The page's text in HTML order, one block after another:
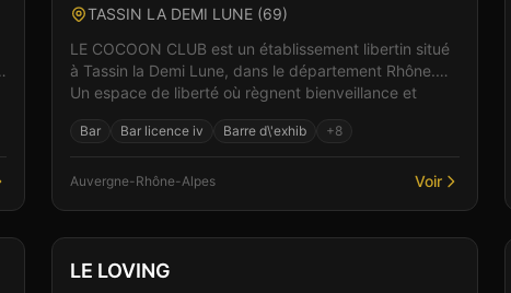
TASSIN LA DEMI LUNE (69)
LE COCOON CLUB est un établissement libertin situé
à Tassin la Demi Lune, dans le département Rhône.
Un espace de liberté où règnent bienveillance et
Bar Bar licence iv Barre d\'exhib +8
Auvergne-Rhône-Alpes Voir
Club Sauna +5
LE LOVING